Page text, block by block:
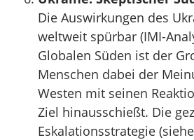
Die Auswirkungen des
weltweit spürbar (IMI-
Globalen Süden ist der
Menschen dabei der
Westen mit seinen
Ziel hinausschießt. Die
Eskalationsstrategie